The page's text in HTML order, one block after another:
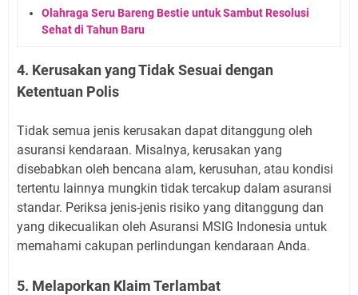
Olahraga Seru Bareng Bestie untuk Sambut Resolusi
Sehat di Tahun Baru
4. Kerusakan yang Tidak Sesuai dengan
Ketentuan Polis
Tidak semua jenis kerusakan dapat ditanggung oleh
asuransi kendaraan. Misalnya, kerusakan yang
disebabkan oleh bencana alam, kerusuhan, atau kondisi
tertentu lainnya mungkin tidak tercakup dalam asuransi
standar. Periksa jenis-jenis risiko yang ditanggung dan
yang dikecualikan oleh Asuransi MSIG Indonesia untuk
memahami cakupan perlindungan kendaraan Anda.
5. Melaporkan Klaim Terlambat